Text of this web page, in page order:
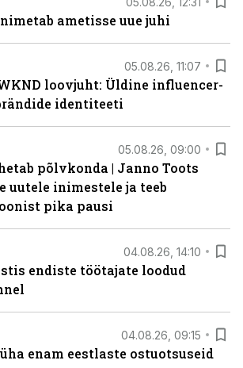
ametisse uue juhi
05.08.26, 11:07
loovjuht: Üldine influencer-
identiteeti
05.08.26, 09:00
põlvkonda | Janno Toots
uutele inimestele ja teeb
pika pausi
04.08.26, 14:10
endiste töötajate loodud
04.08.26, 09:15
enam eestlaste ostuotsuseid